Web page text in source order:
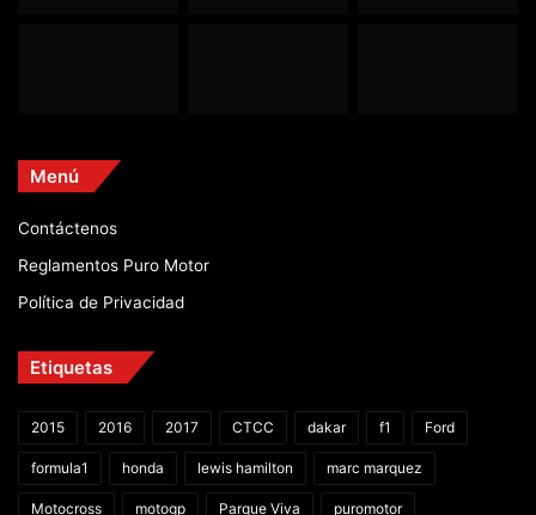
Menú
Contáctenos
Reglamentos Puro Motor
Política de Privacidad
Etiquetas
2015 2016 2017 CTCC dakar f1 Ford
formula1 honda lewis hamilton marc marquez
Motocross motogp Parque Viva puromotor